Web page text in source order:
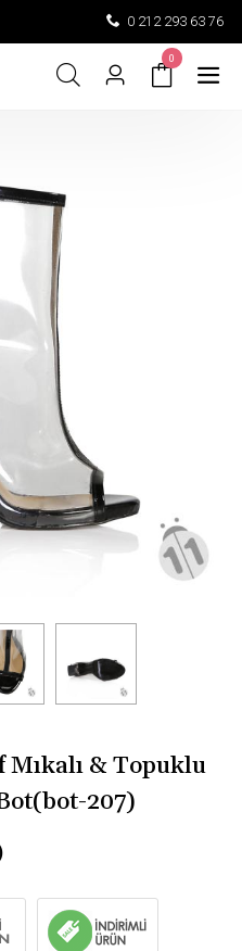
0 212 293 63 76
0
Mıkalı & Topuklu
207)